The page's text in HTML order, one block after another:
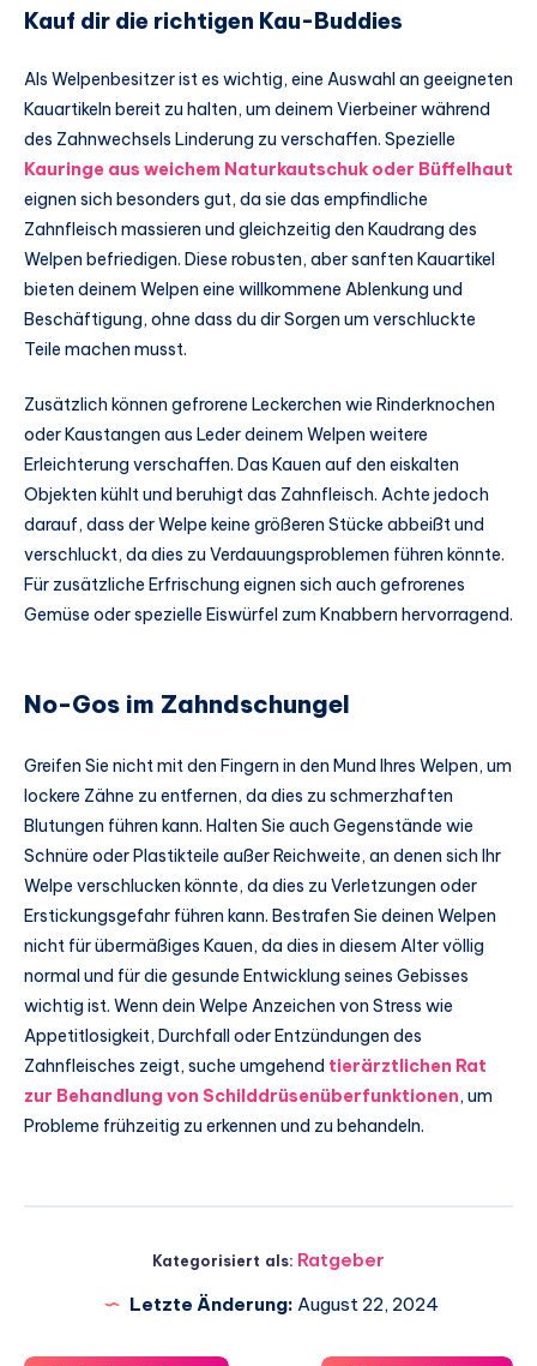
Kauf dir die richtigen Kau-Buddies
Als Welpenbesitzer ist es wichtig, eine Auswahl an geeigneten
Kauartikeln bereit zu halten, um deinem Vierbeiner während
des Zahnwechsels Linderung zu verschaffen. Spezielle
Kauringe aus weichem Naturkautschuk oder Büffelhaut
eignen sich besonders gut, da sie das empfindliche
Zahnfleisch massieren und gleichzeitig den Kaudrang des
Welpen befriedigen. Diese robusten, aber sanften Kauartikel
bieten deinem Welpen eine willkommene Ablenkung und
Beschäftigung, ohne dass du dir Sorgen um verschluckte
Teile machen musst.
Zusätzlich können gefrorene Leckerchen wie Rinderknochen
oder Kaustangen aus Leder deinem Welpen weitere
Erleichterung verschaffen. Das Kauen auf den eiskalten
Objekten kühlt und beruhigt das Zahnfleisch. Achte jedoch
darauf, dass der Welpe keine größeren Stücke abbeißt und
verschluckt, da dies zu Verdauungsproblemen führen könnte.
Für zusätzliche Erfrischung eignen sich auch gefrorenes
Gemüse oder spezielle Eiswürfel zum Knabbern hervorragend.
No-Gos im Zahndschungel
Greifen Sie nicht mit den Fingern in den Mund Ihres Welpen, um
lockere Zähne zu entfernen, da dies zu schmerzhaften
Blutungen führen kann. Halten Sie auch Gegenstände wie
Schnüre oder Plastikteile außer Reichweite, an denen sich Ihr
Welpe verschlucken könnte, da dies zu Verletzungen oder
Erstickungsgefahr führen kann. Bestrafen Sie deinen Welpen
nicht für übermäßiges Kauen, da dies in diesem Alter völlig
normal und für die gesunde Entwicklung seines Gebisses
wichtig ist. Wenn dein Welpe Anzeichen von Stress wie
Appetitlosigkeit, Durchfall oder Entzündungen des
Zahnfleisches zeigt, suche umgehend tierärztlichen Rat
zur Behandlung von Schilddrüsenüberfunktionen, um
Probleme frühzeitig zu erkennen und zu behandeln.
Kategorisiert als: Ratgeber
Letzte Änderung: August 22, 2024